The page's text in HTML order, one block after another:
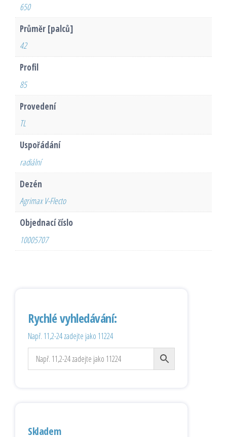
650
Průměr [palců]
42
Profil
85
Provedení
TL
Uspořádání
radiální
Dezén
Agrimax V-Flecto
Objednací číslo
10005707
Rychlé vyhledávání:
Např. 11,2-24 zadejte jako 11224
Skladem